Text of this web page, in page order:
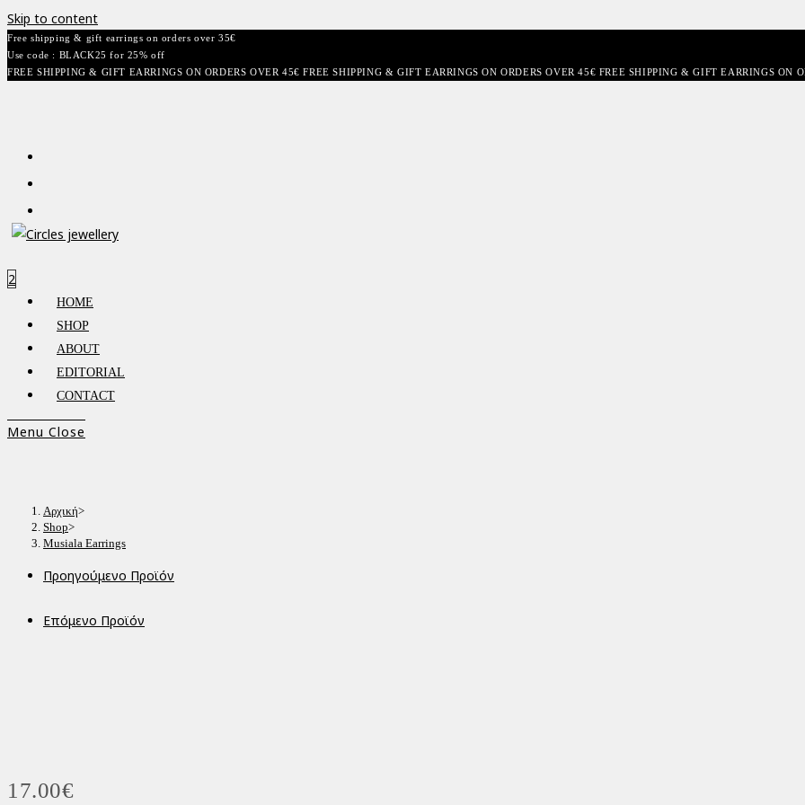
Skip to content
Free shipping & gift earrings on orders over 35€
Use code : BLACK25 for 25% off
FREE SHIPPING & GIFT EARRINGS ON ORDERS OVER 45€ FREE SHIPPING & GIFT EARRINGS ON ORDERS OVER 45€ FREE SHIPPING & GIFT EARRINGS ON
2
HOME
SHOP
ABOUT
EDITORIAL
CONTACT
Menu Close
Αρχική>
Shop>
Musiala Earrings
Προηγούμενο Προϊόν
Επόμενο Προϊόν
17.00€